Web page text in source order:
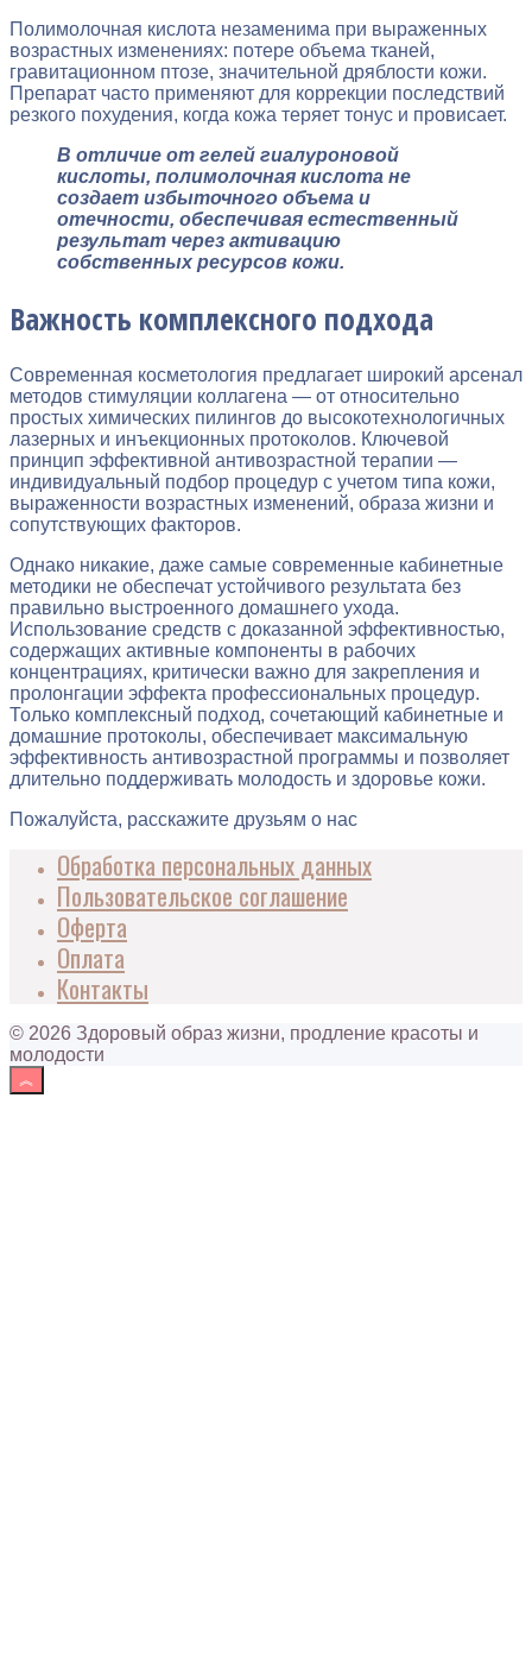
Полимолочная кислота незаменима при выраженных
возрастных изменениях: потере объема тканей,
гравитационном птозе, значительной дряблости кожи.
Препарат часто применяют для коррекции последствий
резкого похудения, когда кожа теряет тонус и провисает.
В отличие от гелей гиалуроновой
кислоты, полимолочная кислота не
создает избыточного объема и
отечности, обеспечивая естественный
результат через активацию
собственных ресурсов кожи.
Важность комплексного подхода
Современная косметология предлагает широкий арсенал
методов стимуляции коллагена — от относительно
простых химических пилингов до высокотехнологичных
лазерных и инъекционных протоколов. Ключевой
принцип эффективной антивозрастной терапии —
индивидуальный подбор процедур с учетом типа кожи,
выраженности возрастных изменений, образа жизни и
сопутствующих факторов.
Однако никакие, даже самые современные кабинетные
методики не обеспечат устойчивого результата без
правильно выстроенного домашнего ухода.
Использование средств с доказанной эффективностью,
содержащих активные компоненты в рабочих
концентрациях, критически важно для закрепления и
пролонгации эффекта профессиональных процедур.
Только комплексный подход, сочетающий кабинетные и
домашние протоколы, обеспечивает максимальную
эффективность антивозрастной программы и позволяет
длительно поддерживать молодость и здоровье кожи.
Пожалуйста, расскажите друзьям о нас
Обработка персональных данных
Пользовательское соглашение
Оферта
Оплата
Контакты
© 2026 Здоровый образ жизни, продление красоты и
молодости